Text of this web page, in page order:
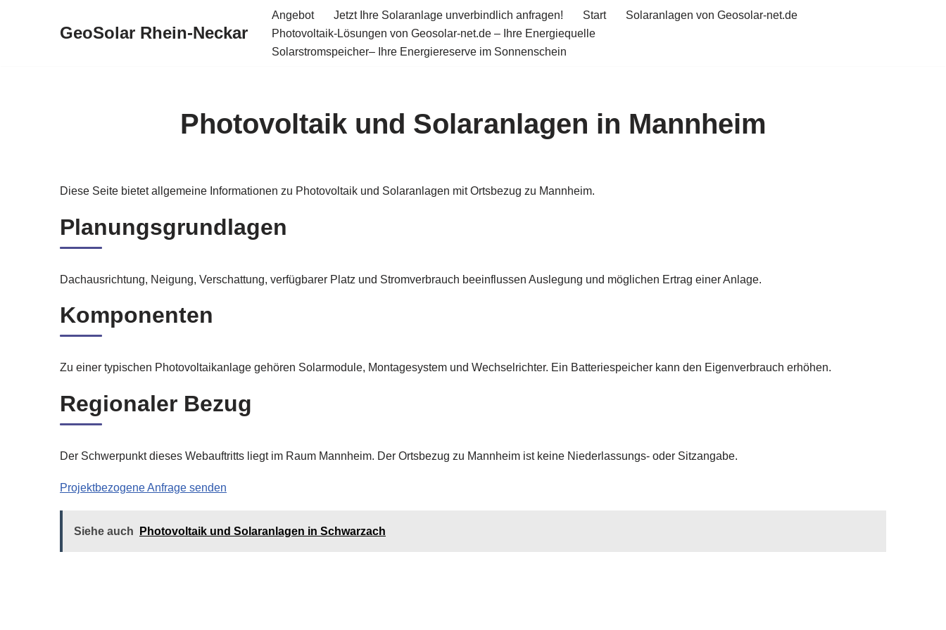
GeoSolar Rhein-Neckar
Angebot Jetzt Ihre Solaranlage unverbindlich anfragen! Start
Solaranlagen von Geosolar-net.de
Photovoltaik-Lösungen von Geosolar-net.de – Ihre Energiequelle
Solarstromspeicher– Ihre Energiereserve im Sonnenschein
Photovoltaik und Solaranlagen in Mannheim
Diese Seite bietet allgemeine Informationen zu Photovoltaik und Solaranlagen mit Ortsbezug zu Mannheim.
Planungsgrundlagen
Dachausrichtung, Neigung, Verschattung, verfügbarer Platz und Stromverbrauch beeinflussen Auslegung und möglichen Ertrag einer Anlage.
Komponenten
Zu einer typischen Photovoltaikanlage gehören Solarmodule, Montagesystem und Wechselrichter. Ein Batteriespeicher kann den Eigenverbrauch erhöhen.
Regionaler Bezug
Der Schwerpunkt dieses Webauftritts liegt im Raum Mannheim. Der Ortsbezug zu Mannheim ist keine Niederlassungs- oder Sitzangabe.
Projektbezogene Anfrage senden
Siehe auch Photovoltaik und Solaranlagen in Schwarzach